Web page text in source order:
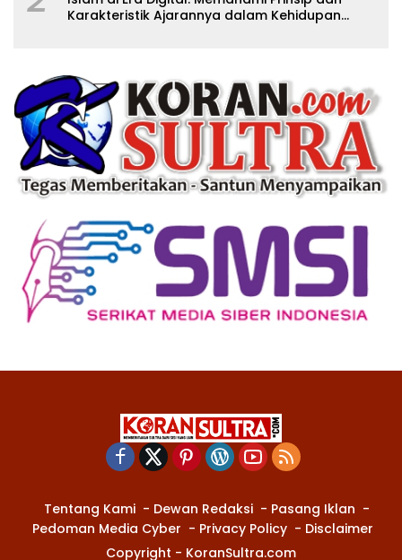
Karakteristik Ajarannya dalam Kehidupan
Tentang Kami Dewan Redaksi
Pasang Iklan
Pedoman Media Cyber
Privacy Policy
Disclaimer
Copyright - KoranSultra.com